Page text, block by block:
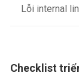
Lỗi internal
Checklist